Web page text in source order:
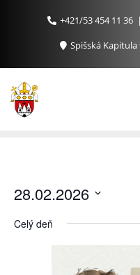
+421/53 454 11 36
Spišská Kapitula
28.02.2026
dátum.
Celý deň